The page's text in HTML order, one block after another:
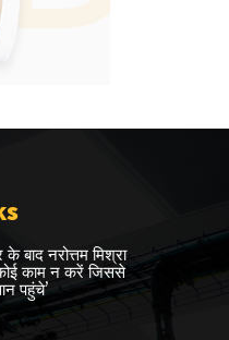
के बाद नरोत्तम मिश्रा
काम न करें जिससे
पहुंचे’